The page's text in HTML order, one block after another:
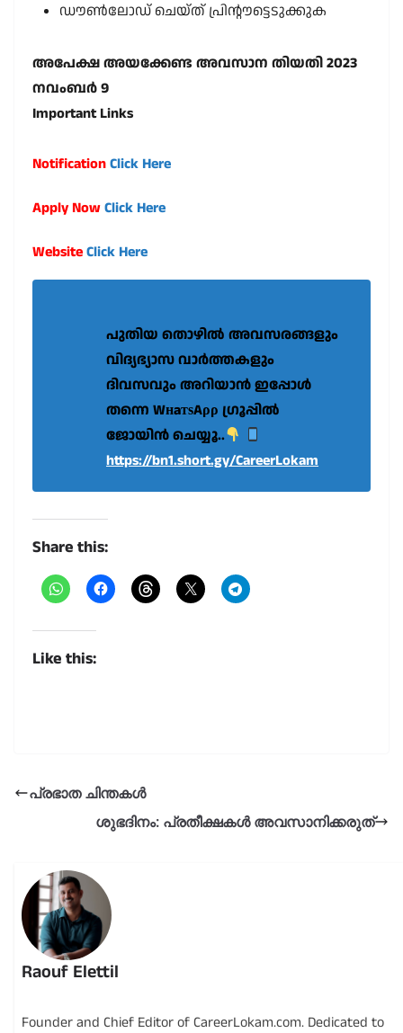
ഡൗൺലോഡ് ചെയ്ത് പ്രിന്റൗട്ടെടുക്കുക
അപേക്ഷ അയക്കേണ്ട അവസാന തിയതി 2023
നവംബർ 9
Important Links
NotificationClick Here
Apply NowClick Here
WebsiteClick Here
പുതിയ തൊഴിൽ അവസരങ്ങളും
വിദ്യഭ്യാസ വാർത്തകളും
ദിവസവും അറിയാൻ ഇപ്പോൾ
തന്നെ WнaтѕAρρ ഗ്രൂപ്പിൽ
ജോയിൻ ചെയ്യൂ..
https://bn1.short.gy/CareerLokam
Share this:
Like this:
പ്രഭാത ചിന്തകൾ
ശുഭദിനം: പ്രതീക്ഷകൾ അവസാനിക്കരുത്
Raouf Elettil
Founder and Chief Editor of CareerLokam.com. Dedicated to